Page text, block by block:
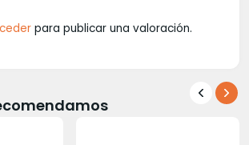
para publicar una valoración.